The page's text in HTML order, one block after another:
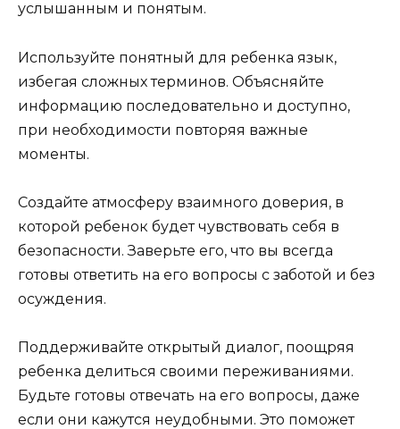
услышанным и понятым.
Используйте понятный для ребенка язык,
избегая сложных терминов. Объясняйте
информацию последовательно и доступно,
при необходимости повторяя важные
моменты.
Создайте атмосферу взаимного доверия, в
которой ребенок будет чувствовать себя в
безопасности. Заверьте его, что вы всегда
готовы ответить на его вопросы с заботой и без
осуждения.
Поддерживайте открытый диалог, поощряя
ребенка делиться своими переживаниями.
Будьте готовы отвечать на его вопросы, даже
если они кажутся неудобными. Это поможет